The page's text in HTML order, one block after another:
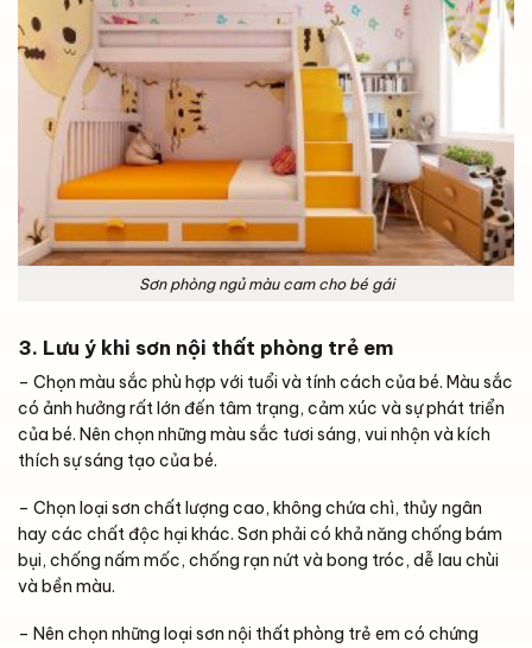
Sơn phòng ngủ màu cam cho bé gái
3. Lưu ý khi sơn nội thất phòng trẻ em
– Chọn màu sắc phù hợp với tuổi và tính cách của bé. Màu sắc
có ảnh hưởng rất lớn đến tâm trạng, cảm xúc và sự phát triển
của bé. Nên chọn những màu sắc tươi sáng, vui nhộn và kích
thích sự sáng tạo của bé.
– Chọn loại sơn chất lượng cao, không chứa chì, thủy ngân
hay các chất độc hại khác. Sơn phải có khả năng chống bám
bụi, chống nấm mốc, chống rạn nứt và bong tróc, dễ lau chùi
và bền màu.
– Nên chọn những loại sơn nội thất phòng trẻ em có chứng